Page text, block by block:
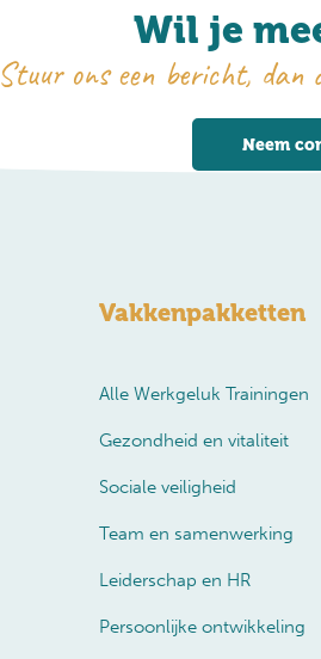
Wil je
Stuur ons een bericht, dan
Neem
Vakkenpakketten
Alle Werkgeluk Trainingen
Gezondheid en vitaliteit
Sociale veiligheid
Team en samenwerking
Leiderschap en HR
Persoonlijke ontwikkeling